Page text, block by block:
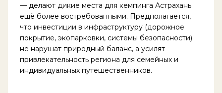
— делают дикие места для кемпинга Астрахань
ещё более востребованными. Предполагается,
что инвестиции в инфраструктуру (дорожное
покрытие, экопарковки, системы безопасности)
не нарушат природный баланс, а усилят
привлекательность региона для семейных и
индивидуальных путешественников.